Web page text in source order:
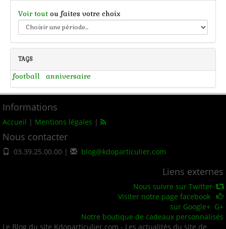
Voir tout ou faites votre choix
TAGS
football anniversaire
Informations
Accueil | Mentions légales |
Nous contacter
03.39.25.00.00 | blog@kdoparticulier.com
Liens externes
Nous suivre sur Twitter
Visiter notre page facebook
sur Google+ G+
Notre boutique de cadeaux personnalisés
Le Blog du site Kdoparticulier.com - Les actualités du site de